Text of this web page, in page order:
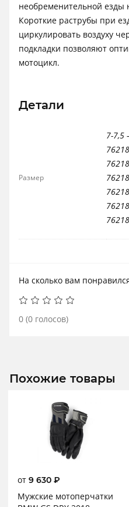
необременительной езды
Короткие раструбы при
циркулировать воздуху
подкладки позволяют
мотоцикл.
Детали
Размер
7-7,5
На сколько вам
0 (0 голосов)
Похожие товары
от 9 630 ₽
Мужские мотоперчатки